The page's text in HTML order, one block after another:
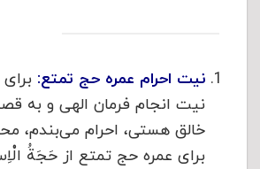
نیت احرام عمره حج تمتع:
نیت انجام فرمان الهی و به
خالق هستی، احرام می‌بندم،
برای عمره حج تمتع از حَجَةُ